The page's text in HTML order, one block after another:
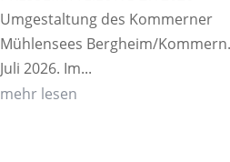
Umgestaltung des Kommerner
Mühlensees Bergheim/
Juli 2026. Im...
mehr lesen